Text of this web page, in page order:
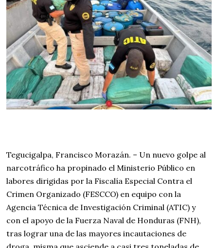
Tegucigalpa, Francisco Morazán. – Un nuevo golpe al
narcotráfico ha propinado el Ministerio Público en
labores dirigidas por la Fiscalía Especial Contra el
Crimen Organizado (FESCCO) en equipo con la
Agencia Técnica de Investigación Criminal (ATIC) y
con el apoyo de la Fuerza Naval de Honduras (FNH),
tras lograr una de las mayores incautaciones de